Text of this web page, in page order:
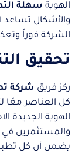
الهوية سهلة
والأشكال تساعد
الشركة فوراً
تحقيق
ركز فريق شركة
كل العناصر معًا
الهوية الجديدة
والمستثمرين في
يضمن أن كل